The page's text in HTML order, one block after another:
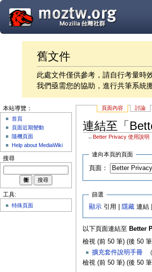
舊文件
此處文件僅供參考，請自行考量時
我們亟需您的協助，進行共筆系統
頁面內容 討論
連結至「
← Better Privacy 使用說明
連向本頁的頁面
頁面：
篩選
顯示 引用 | 隱藏 連結
以下頁面連結至 Better
檢視 (前 50 筆) (後 50
擴充套件說明手冊‎ （
檢視 (前 50 筆) (後 50
本站導覽：
首頁
頁面近期變動
隨機頁面
Help about MediaWiki
搜尋
工具:
特殊頁面